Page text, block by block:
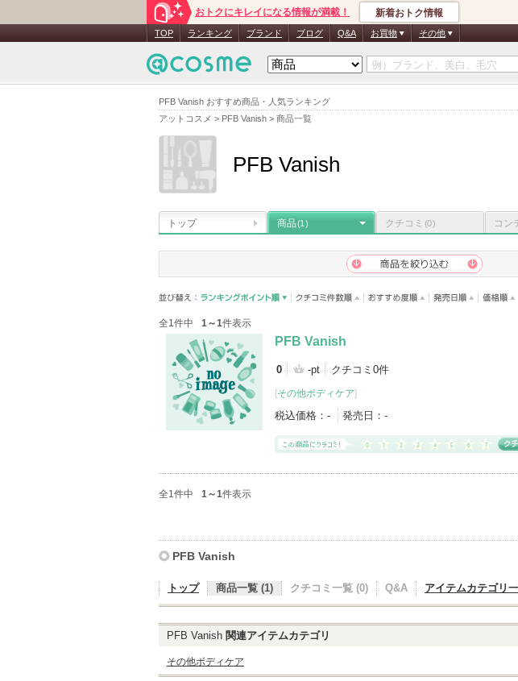
PFB Vanish おすすめ商品・人気ランキング
アットコスメ > PFB Vanish > 商品一覧
おトクにキレイになる情報が満載！ 新着おトク情報
TOP ランキング ブランド ブログ Q&A お買物 その他
PFB Vanish
トップ 商品(1) クチコミ (0) コン
全1件中 1～1件表示
PFB Vanish
0 -pt クチコミ0件
[その他ボディケア]
税込価格： - 発売日： -
全1件中 1～1件表示
PFB Vanish
トップ 商品一覧 (1) クチコミ一覧 (0) Q&A アイテムカテゴリ
PFB Vanish 関連アイテムカテゴリ
その他ボディケア